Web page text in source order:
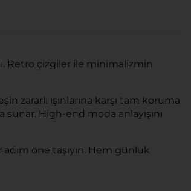
Retro çizgiler ile minimalizmin
zararlı ışınlarına karşı tam koruma
High-end moda anlayışını
öne taşıyın. Hem günlük